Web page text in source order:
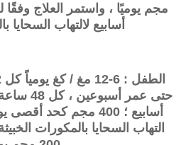
أسابيع لالتهاب السحايا
أسابيع ؛ 400 مجم كحد